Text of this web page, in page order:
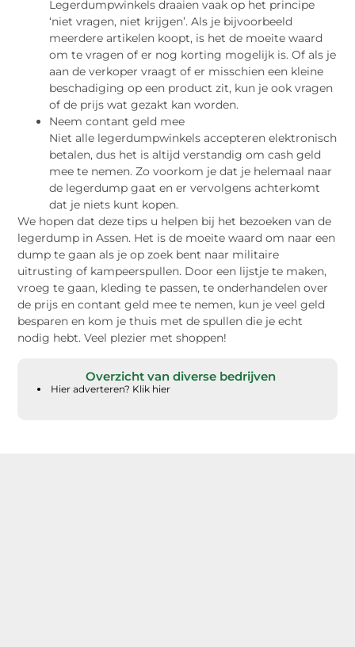
Legerdumpwinkels draaien vaak op het principe
‘niet vragen, niet krijgen’. Als je bijvoorbeeld
meerdere artikelen koopt, is het de moeite waard
om te vragen of er nog korting mogelijk is. Of als je
aan de verkoper vraagt of er misschien een kleine
beschadiging op een product zit, kun je ook vragen
of de prijs wat gezakt kan worden.
Neem contant geld mee
Niet alle legerdumpwinkels accepteren elektronisch
betalen, dus het is altijd verstandig om cash geld
mee te nemen. Zo voorkom je dat je helemaal naar
de legerdump gaat en er vervolgens achterkomt
dat je niets kunt kopen.
We hopen dat deze tips u helpen bij het bezoeken van de
legerdump in Assen. Het is de moeite waard om naar een
dump te gaan als je op zoek bent naar militaire
uitrusting of kampeerspullen. Door een lijstje te maken,
vroeg te gaan, kleding te passen, te onderhandelen over
de prijs en contant geld mee te nemen, kun je veel geld
besparen en kom je thuis met de spullen die je echt
nodig hebt. Veel plezier met shoppen!
Overzicht van diverse bedrijven
Hier adverteren? Klik hier